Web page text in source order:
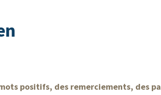
positifs, des remerciements, des